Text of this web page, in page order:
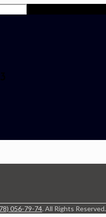
056-79-74. All Rights Reserved.